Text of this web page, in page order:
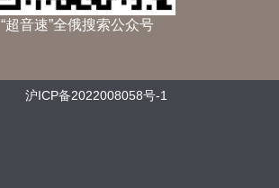
“超音速”全俄搜索公众号
沪ICP备2022008058号-1